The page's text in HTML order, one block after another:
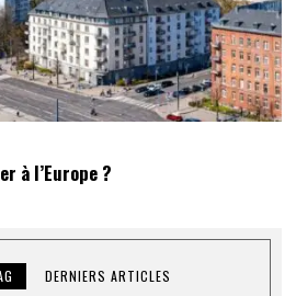
à l’Europe ?
DERNIERS ARTICLES